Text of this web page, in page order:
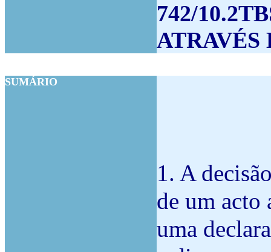
742/
ATRAVÉS
SUMÁRIO
1. A
de um
uma